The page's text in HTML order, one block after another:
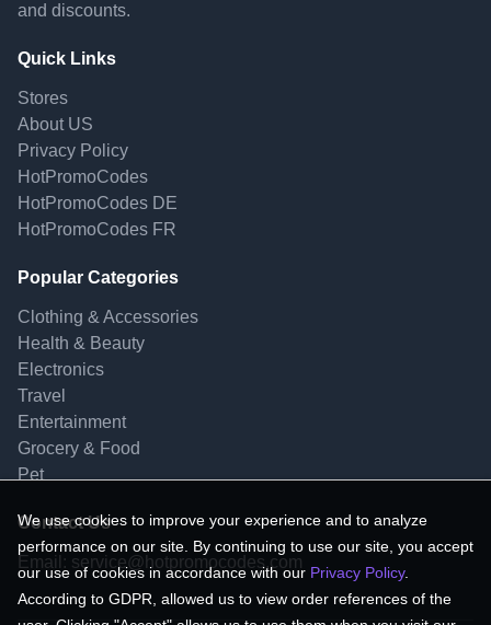
and discounts.
Quick Links
Stores
About US
Privacy Policy
HotPromoCodes
HotPromoCodes DE
HotPromoCodes FR
Popular Categories
Clothing & Accessories
Health & Beauty
Electronics
Travel
Entertainment
Grocery & Food
Pet
Contact Us
Email: service@hotpromocodes.com
We use cookies to improve your experience and to analyze
performance on our site. By continuing to use our site, you accept
our use of cookies in accordance with our Privacy Policy.
According to GDPR, allowed us to view order references of the